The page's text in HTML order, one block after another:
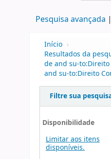
Pesquisa avançada
Início ›
Resultados da
de and su-
and su-to:Direito
Filtre sua
Disponibilidade
Limitar aos itens
disponíveis.